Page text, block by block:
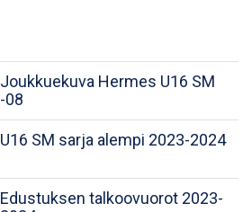
Joukkuekuva Hermes U16 SM
-08
U16 SM sarja alempi 2023-2024
Edustuksen talkoovuorot 2023-